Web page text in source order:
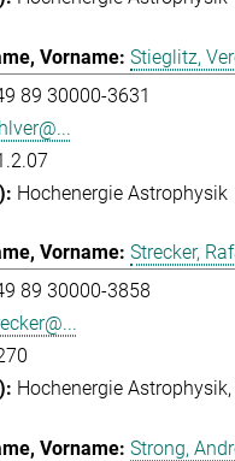
Stieglitz,
89 30000-3631
Hochenergie Astrophysik
Strecker,
89 30000-3858
Hochenergie Astrophysik
Strong,